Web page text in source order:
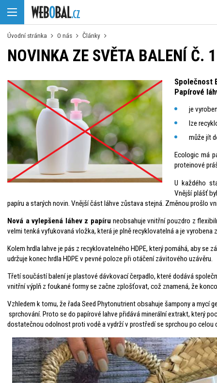
Úvodní stránka O nás Články
NOVINKA ZE SVĚTA BALENÍ Č.
Společnost
Papírové
je
lze
může jít
Ecologic má
proteinové
U každého
Vnější plášť
papíru a starých novin. Vnější část láhve zůstava stejná. Změnou prošlo
Nová a vylepšená láhev z papíru neobsahuje vnitřní pouzdro z
velmi tenká vyfukovaná vložka, která je plně recyklovatelná a je vyrobena
Kolem hrdla lahve je pás z recyklovatelného HDPE, který pomáhá, aby
udržuje konec hrdla HDPE v pevné poloze při otáčení závitového uzávěru.
Třetí součástí balení je plastové dávkovací čerpadlo, které dodává
vnitřní výplň z foukané formy se začne zplošťovat, což znamená, že
Vzhledem k tomu, že řada Seed Phytonutrient obsahuje šampony a mycí
sprchování. Proto se do papírové lahve přidává minerální extrakt, který
dostatečnou odolnost proti vodě a vydrží v prostředí se sprchou po